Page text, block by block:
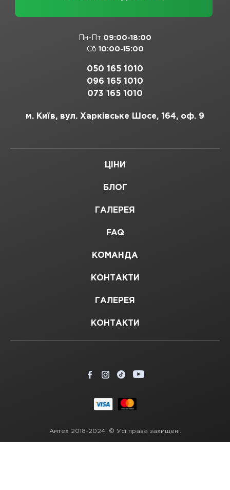
Пн-Пт 09:00-18:00
Сб 10:00-15:00
050 165 1010
096 165 1010
073 165 1010
м. Київ, вул. Харківське Шосе, 164, оф. 9
ЦІНИ
БЛОГ
ГАЛЕРЕЯ
FAQ
КОМАНДА
КОНТАКТИ
ГАЛЕРЕЯ
КОНТАКТИ
Амтех 2018-2024. © Усі права захищені.